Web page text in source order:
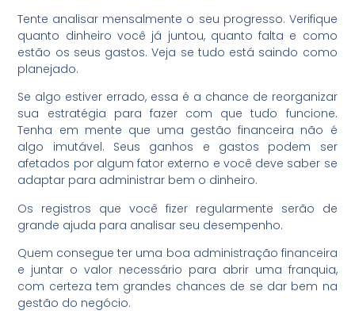
Tente analisar mensalmente o seu progresso. Verifique
quanto dinheiro você já juntou, quanto falta e como
estão os seus gastos. Veja se tudo está saindo como
planejado.
Se algo estiver errado, essa é a chance de reorganizar
sua estratégia para fazer com que tudo funcione.
Tenha em mente que uma gestão financeira não é
algo imutável. Seus ganhos e gastos podem ser
afetados por algum fator externo e você deve saber se
adaptar para administrar bem o dinheiro.
Os registros que você fizer regularmente serão de
grande ajuda para analisar seu desempenho.
Quem consegue ter uma boa administração financeira
e juntar o valor necessário para abrir uma franquia,
com certeza tem grandes chances de se dar bem na
gestão do negócio.